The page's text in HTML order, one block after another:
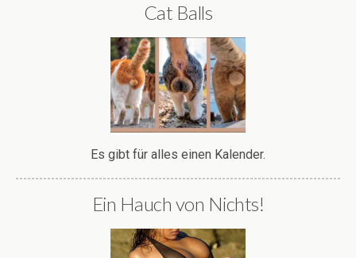
Cat Balls
Es gibt für alles einen Kalender.
Ein Hauch von Nichts!